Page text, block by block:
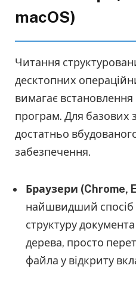
macOS)
Читання
десктопних
вимагає
програм. Для базових
достатньо
забезпечення.
Браузери (Chrome,
найшвидший спосіб
структуру
дерева, просто
файла у відкриту